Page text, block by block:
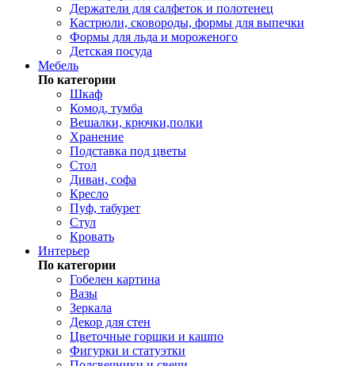
Держатели для салфеток и полотенец
Кастрюли, сковороды, формы для выпечки
Формы для льда и мороженого
Детская посуда
Мебель
По категории
Шкаф
Комод, тумба
Вешалки, крючки,полки
Хранение
Подставка под цветы
Стол
Диван, софа
Кресло
Пуф, табурет
Стул
Кровать
Интерьер
По категории
Гобелен картина
Вазы
Зеркала
Декор для стен
Цветочные горшки и кашпо
Фигурки и статуэтки